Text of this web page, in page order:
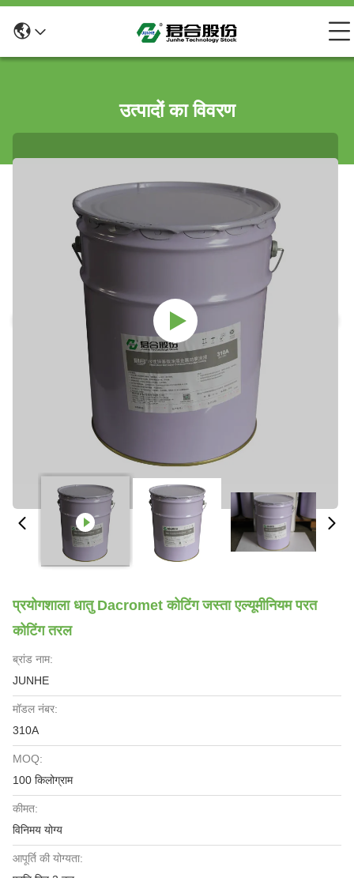
उत्पादों का विवरण
प्रयोगशाला धातु Dacromet कोटिंग जस्ता एल्यूमीनियम परत
कोटिंग तरल
ब्रांड नाम:
JUNHE
मॉडल नंबर:
310A
MOQ:
100 किलोग्राम
कीमत:
विनिमय योग्य
आपूर्ति की योग्यता: